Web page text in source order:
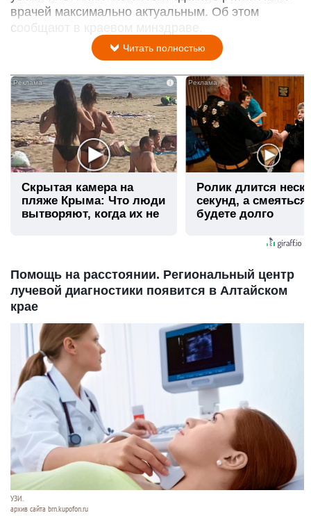
врачей максимально актуальным. Об этом
сообщают в краевом минздраве.
Читать полностью
i
Скрытая камера на
пляже Крыма: Что люди
вытворяют, когда их не
Ролик длится
секунд, а
будете долго
Помощь на расстоянии. Региональный центр
лучевой диагностики появится в Алтайском
крае
УЗИ.
архив сайта brn.kupofon.ru